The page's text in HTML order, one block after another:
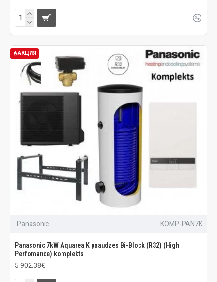
АКЦИЯ
Panasonic KOMP-PAN7K
Panasonic 7kW Aquarea K paaudzes Bi-Block (R32) (High
Perfomance) komplekts
5 902.38€